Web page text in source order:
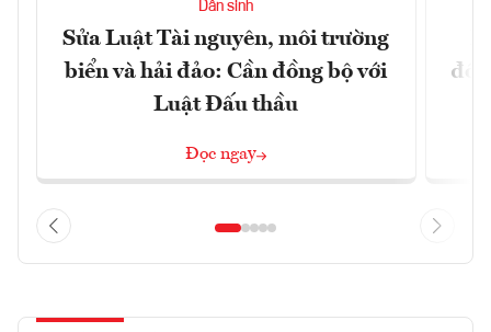
Dân sinh
Sửa Luật Tài nguyên, môi trường
biển và hải đảo: Cần đồng bộ với
Luật Đấu thầu
Đọc ngay